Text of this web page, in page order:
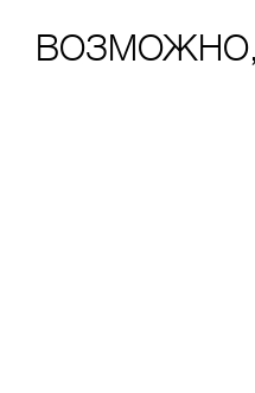
ВОЗМОЖНО,